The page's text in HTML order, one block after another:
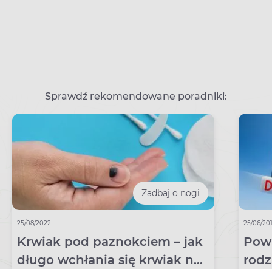
Sprawdź rekomendowane poradniki:
Zadbaj o nogi
25/08/2022
Krwiak pod paznokciem – jak
długo wchłania się krwiak na
25/06/